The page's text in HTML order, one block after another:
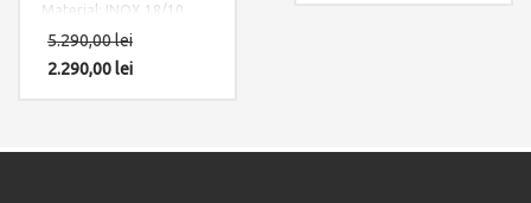
Material: INOX 18/10
Componente: Chiuveta
Farm House Apron cu 4
5.290,00lei
2.290,00lei